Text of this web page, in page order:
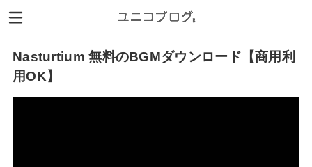
Nasturtium 無料のBGMダウンロード【商用利
用OK】